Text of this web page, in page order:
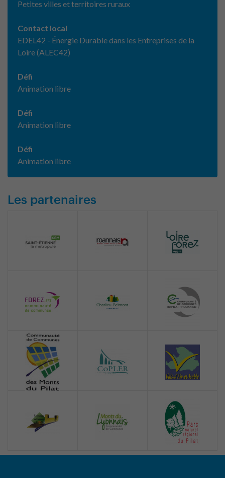
Petites villes et territoires ruraux
Contact local
EDEL42 - Énergie Durable dans les Entreprises de la
Loire (ALEC42)
Défi
Animation libre
Défi
Animation libre
Défi
Animation libre
Les partenaires